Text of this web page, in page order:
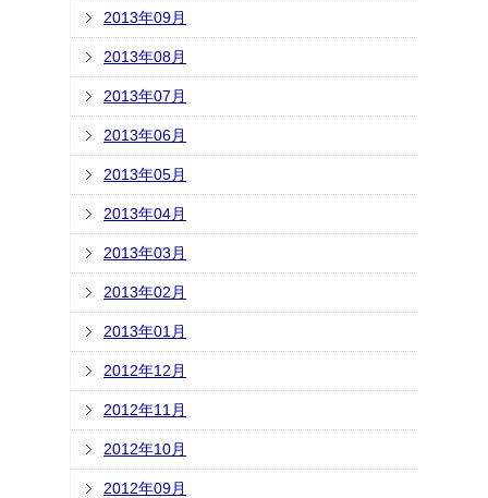
2013年09月
2013年08月
2013年07月
2013年06月
2013年05月
2013年04月
2013年03月
2013年02月
2013年01月
2012年12月
2012年11月
2012年10月
2012年09月